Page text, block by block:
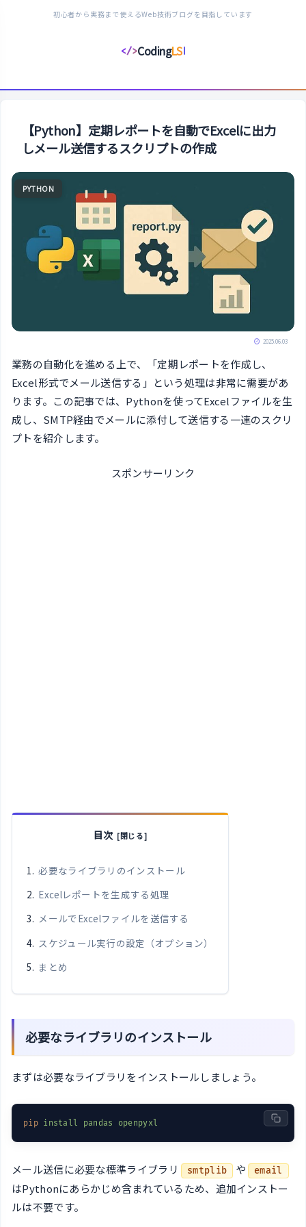
初心者から実務まで使えるWeb技術ブログを目指しています
</>CodingLS
コ
デ
ン
グ
ス
【Python】定期レポートを自動でExcelに出力
しメール送信するスクリプトの作成
PYTHON
2025.06.03
業務の自動化を進める上で、「定期レポートを作成し、
Excel形式でメール送信する」という処理は非常に需要があ
ります。この記事では、Pythonを使ってExcelファイルを生
成し、SMTP経由でメールに添付して送信する一連のスクリ
プトを紹介します。
スポンサーリンク
目次
必要なライブラリのインストール
Excelレポートを生成する処理
メールでExcelファイルを送信する
スケジュール実行の設定（オプション）
まとめ
必要なライブラリのインストール
まずは必要なライブラリをインストールしましょう。
pip install pandas openpyxl
メール送信に必要な標準ライブラリ smtplib や email
はPythonにあらかじめ含まれているため、追加インストー
ルは不要です。